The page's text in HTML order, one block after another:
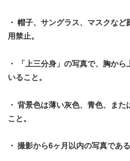
・ 帽子、サングラス、マスクな
用禁止。
・ 「上三分身」の写真で、胸か
いること。
・ 背景色は薄い灰色、青色、ま
こと。
・ 撮影から6ヶ月以内の写真である